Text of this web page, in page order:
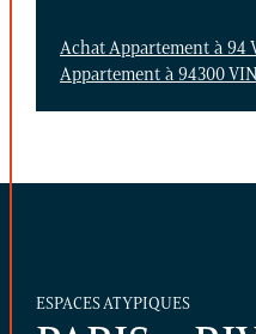
Achat Appartement à 94
Appartement à 94300
ESPACES ATYPIQUES